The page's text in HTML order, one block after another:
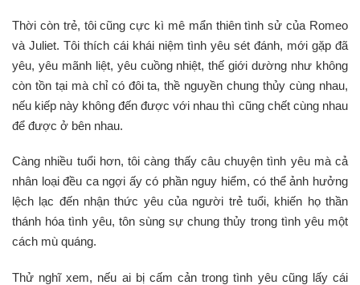
Thời còn trẻ, tôi cũng cực kì mê mẩn thiên tình sử của Romeo
và Juliet. Tôi thích cái khái niệm tình yêu sét đánh, mới gặp đã
yêu, yêu mãnh liệt, yêu cuồng nhiệt, thế giới dường như không
còn tồn tại mà chỉ có đôi ta, thề nguyền chung thủy cùng nhau,
nếu kiếp này không đến được với nhau thì cũng chết cùng nhau
để được ở bên nhau.
Càng nhiều tuổi hơn, tôi càng thấy câu chuyện tình yêu mà cả
nhân loại đều ca ngợi ấy có phần nguy hiểm, có thể ảnh hưởng
lệch lạc đến nhận thức yêu của người trẻ tuổi, khiến họ thần
thánh hóa tình yêu, tôn sùng sự chung thủy trong tình yêu một
cách mù quáng.
Thử nghĩ xem, nếu ai bị cấm cản trong tình yêu cũng lấy cái